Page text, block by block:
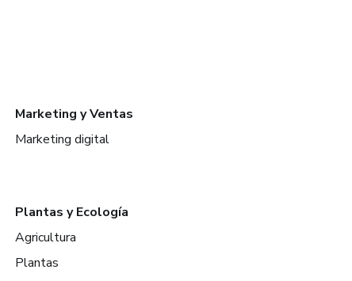
Marketing y Ventas
Marketing digital
Plantas y Ecología
Agricultura
Plantas